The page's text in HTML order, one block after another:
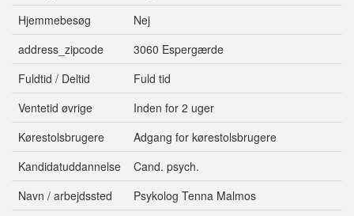
Hjemmebesøg
Nej
address_zipcode
3060 Espergærde
Fuldtid / Deltid
Fuld tid
Ventetid øvrige
Inden for 2 uger
Kørestolsbrugere
Adgang for kørestolsbrugere
Kandidatuddannelse
Cand. psych.
Navn / arbejdssted
Psykolog Tenna Malmos